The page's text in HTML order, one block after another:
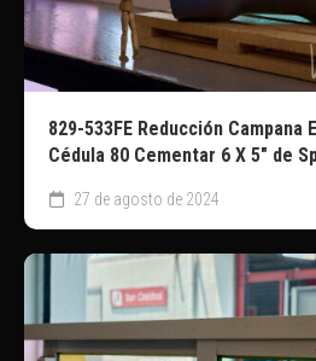
829-533FE Reducción Campana
Cédula 80 Cementar 6 X 5″ de
27 de agosto de 2024